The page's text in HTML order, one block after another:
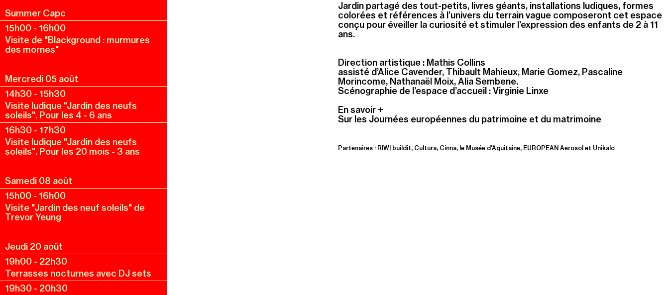
Summer Capc
15h00 - 16h00
Visite de "Blackground : murmures
des mornes"
Mercredi 05 août
14h30 - 15h30
Visite ludique "Jardin des neufs
soleils". Pour les 4 - 6 ans
16h30 - 17h30
Visite ludique "Jardin des neufs
soleils". Pour les 20 mois - 3 ans
Samedi 08 août
15h00 - 16h00
Visite "Jardin des neuf soleils" de
Trevor Yeung
Jeudi 20 août
19h00 - 22h30
Terrasses nocturnes avec DJ sets
19h30 - 20h30
Jardin partagé des tout-petits, livres géants, installations ludiques, formes
colorées et références à l’univers du terrain vague composeront cet espace
conçu pour éveiller la curiosité et stimuler l’expression des enfants de 2 à 11
ans.
Direction artistique : Mathis Collins
assisté d’Alice Cavender, Thibault Mahieux, Marie Gomez, Pascaline
Morincome, Nathanaël Moix, Alia Sembene.
Scénographie de l’espace d’accueil : Virginie Linxe
En savoir +
Sur les Journées européennes du patrimoine et du matrimoine
Partenaires : RIWI buildit, Cultura, Cinna, le Musée d'Aquitaine, EUROPEAN Aerosol et Unikalo